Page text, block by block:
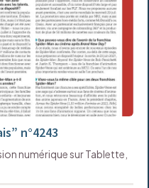
n°4243
numérique sur Tablette,